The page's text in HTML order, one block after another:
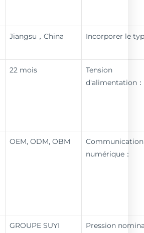
Jiangsu，China Incorporer le
22 mois
Tension
d'alimentation：
OEM, ODM, OBM
Communication
numérique：
GROUPE SUYI Pression